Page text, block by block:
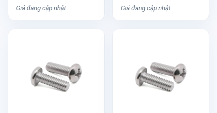
Giá đang cập nhật Giá đang cập nhật